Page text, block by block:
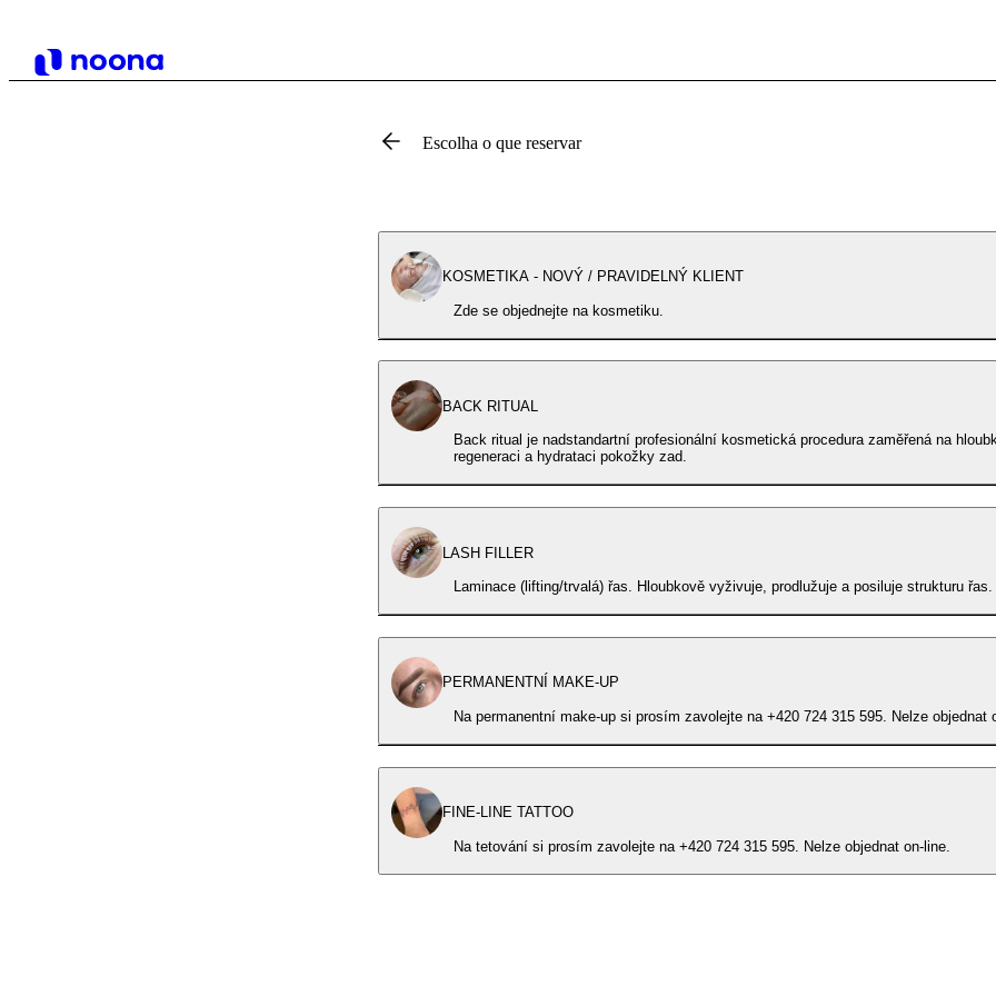
Escolha o que reservar
KOSMETIKA - NOVÝ / PRAVIDELNÝ KLIENT
Zde se objednejte na kosmetiku.
BACK RITUAL
Back ritual je nadstandartní profesionální kosmetická procedura zaměřená na
regeneraci a hydrataci pokožky zad.
LASH FILLER
Laminace (lifting/trvalá) řas. Hloubkově vyživuje, prodlužuje a posiluje strukturu řas.
PERMANENTNÍ MAKE-UP
Na permanentní make-up si prosím zavolejte na +420 724 315 595. Nelze objednat
FINE-LINE TATTOO
Na tetování si prosím zavolejte na +420 724 315 595. Nelze objednat on-line.